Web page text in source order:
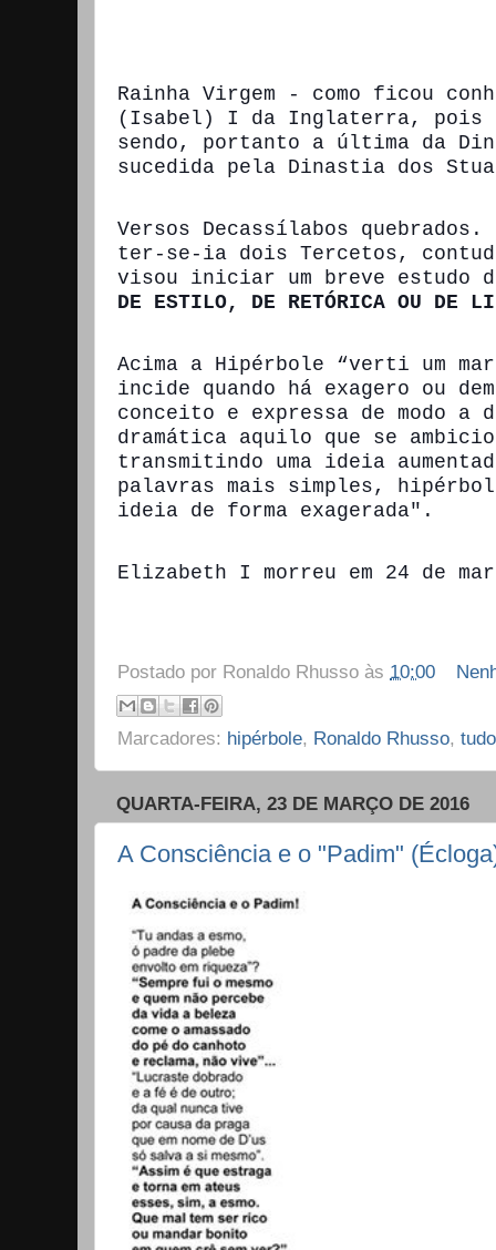
Rainha Virgem - como ficou
(Isabel) I da Inglaterra, pois
sendo, portanto a última da
sucedida pela Dinastia dos
Versos Decassílabos quebrados.
ter-se-ia dois Tercetos,
visou iniciar um breve estudo
DE ESTILO, DE RETÓRICA OU DE
Acima a Hipérbole “verti um
incide quando há exagero ou
conceito e expressa de modo a
dramática aquilo que se
transmitindo uma ideia
palavras mais simples,
ideia de forma exagerada".
Elizabeth I morreu em 24 de
Postado por Ronaldo Rhusso às 10:00
Marcadores: hipérbole, Ronaldo Rhusso,
QUARTA-FEIRA, 23 DE MARÇO DE 2016
A Consciência e o "Padim"